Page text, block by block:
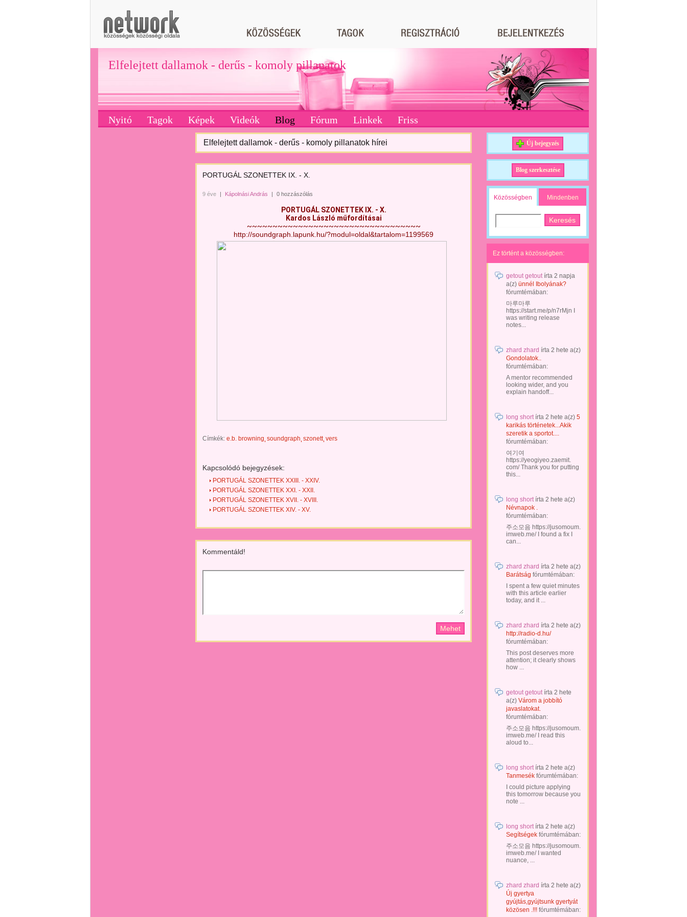
Elfelejtett dallamok - derűs - komoly pillanatok
Nyitó Tagok Képek Videók Blog Fórum Linkek Friss
Elfelejtett dallamok - derűs - komoly pillanatok hírei
PORTUGÁL SZONETTEK IX. - X.
9 éve | Kápolnási András | 0 hozzászólás
PORTUGÁL SZONETTEK IX. - X.
Kardos László műfordításai
~~~~~~~~~~~~~~~~~~~~~~~~~~~~~~~~~~
http://soundgraph.lapunk.hu/?modul=oldal&tartalom=1199569
Címkék: e.b. browning soundgraph szonett vers
Kapcsolódó bejegyzések:
PORTUGÁL SZONETTEK XXIII. - XXIV.
PORTUGÁL SZONETTEK XXI. - XXII.
PORTUGÁL SZONETTEK XVII. - XVIII.
PORTUGÁL SZONETTEK XIV. - XV.
Kommentáld!
Új bejegyzés
Blog szerkesztése
Közösségben Mindenben
Ez történt a közösségben:
getout getoutírta 2 napja
a(z) ünnél Ibolyának?
fórumtémában:
마루마루
https://start.me/p/n7rMjn I
was writing release
notes...
zhard zhard írta 2 hete a(z)
Gondolatok..
fórumtémában:
A mentor recommended
looking wider, and you
explain handoff...
long shortírta 2 hete a(z) 5
karikás történetek...Akik
szeretik a sportot....
fórumtémában:
여기여
https://yeogiyeo.zaemit.
com/ Thank you for putting
this...
long shortírta 2 hete a(z)
Névnapok .
fórumtémában:
주소모음 https://jusomoum.
imweb.me/ I found a fix I
can...
zhard zhard írta 2 hete a(z)
Barátság fórumtémában:
I spent a few quiet minutes
with this article earlier
today, and it ...
zhard zhard írta 2 hete a(z)
http://radio-d.hu/
fórumtémában:
This post deserves more
attention; it clearly shows
how ...
getout getoutírta 2 hete
a(z) Várom a jobbító
javaslatokat.
fórumtémában:
주소모음 https://jusomoum.
imweb.me/ I read this
aloud to...
long shortírta 2 hete a(z)
Tanmesék fórumtémában:
I could picture applying
this tomorrow because you
note ...
long shortírta 2 hete a(z)
Segítségek fórumtémában:
주소모음 https://jusomoum.
imweb.me/ I wanted
nuance, ...
zhard zhard írta 2 hete a(z)
Új gyertya
gyújtás,gyújtsunk gyertyát
közösen .!!! fórumtémában: